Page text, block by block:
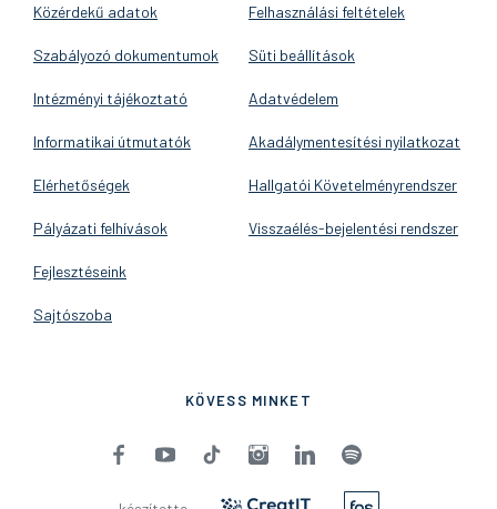
Közérdekű adatok
Szabályozó dokumentumok
Intézményi tájékoztató
Informatikai útmutatók
Elérhetőségek
Pályázati felhívások
Fejlesztéseink
Sajtószoba
Felhasználási feltételek
Süti beállítások
Adatvédelem
Akadálymentesítési nyilatkozat
Hallgatói Követelményrendszer
Visszaélés-bejelentési rendszer
KÖVESS MINKET